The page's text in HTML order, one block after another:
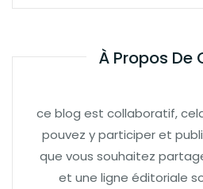
À Propos De
ce blog est collaboratif,
pouvez y participer et
que vous souhaitez
et une ligne éditoriale